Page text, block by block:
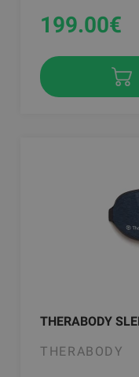
199.00€
THERABODY
THERABODY